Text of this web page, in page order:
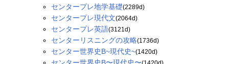
センタープレ地学基礎(2289d)
センタープレ現代文(2064d)
センタープレ英語(3121d)
センターリスニングの攻略(1736d)
センター世界史B~現代史~(1420d)